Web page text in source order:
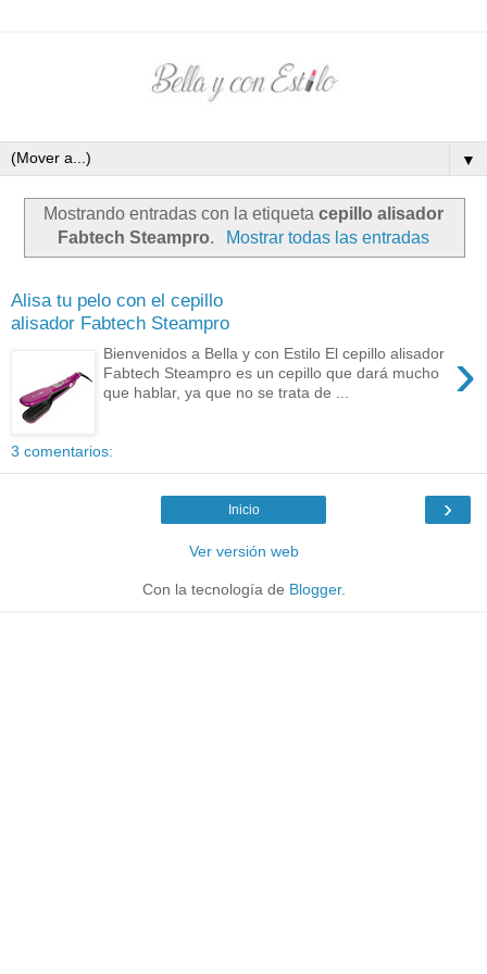
▼
Mostrando entradas con la etiqueta cepillo alisador
Fabtech Steampro. Mostrar todas las entradas
Alisa tu pelo con el cepillo
alisador Fabtech Steampro
›
Bienvenidos a Bella y con Estilo El cepillo alisador
Fabtech Steampro es un cepillo que dará mucho
que hablar, ya que no se trata de ...
3 comentarios:
›
Inicio
Ver versión web
Con la tecnología de Blogger.